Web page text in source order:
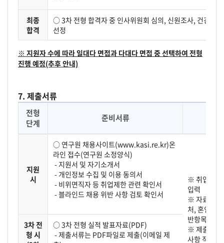
최종
합격
○ 3차 전형 합격자 중 인사위원회 심의, 신원조사, 건강검
선정
※ 지원자 수에 따라 일대다 면접과 다대다 면접 중 선택하여 전형
진행 예정(추후 안내)
7. 제출서류
전형
단계
준비서류
지원
시
○ 연구원 채용사이트(www.kasi.re.kr)온
라인 접수(연구원 소정양식)
- 지원서 및 자기소개서
- 개인정보 수집 및 이용 동의서
- 비위면직자 등 취업제한 관련 확인서
- 블라인드 채용 위반 사항 검토 확인서
※ 취업지원
입력
※ 자료 제
처, 혼인여
반항목이
※ 제출서류
사항 적용을
3차 전
형 시
○ 3차 전형 실적 발표자료(PDF)
- 제출서류는 PDF파일로 제출(이메일 제